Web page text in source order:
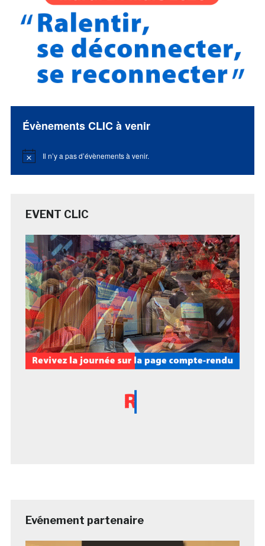
Évènements CLIC à venir
Notice Il n’y a pas d’évènements à venir.
EVENT CLIC
Evénement partenaire